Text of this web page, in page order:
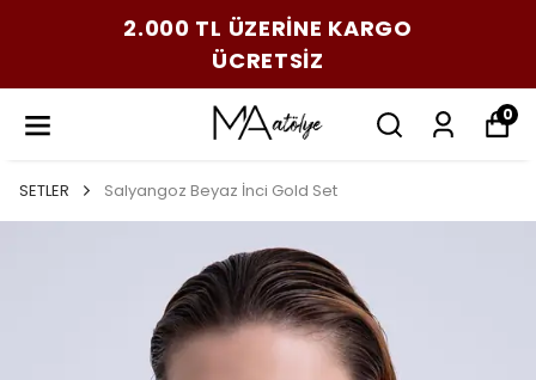
2.000 TL ÜZERİNE KARGO
ÜCRETSİZ
0
SETLER Salyangoz Beyaz İnci Gold Set